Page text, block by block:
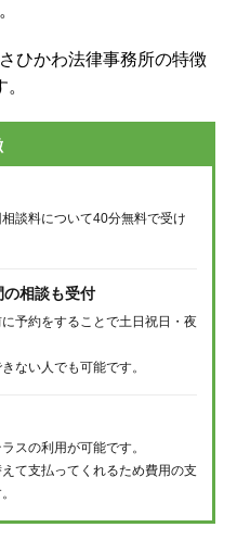
ひかわ法律事務所の特徴
談料について40分無料で受け
相談も受付
予約をすることで土日祝日・夜
ない人でも可能です。
スの利用が可能です。
て支払ってくれるため費用の支